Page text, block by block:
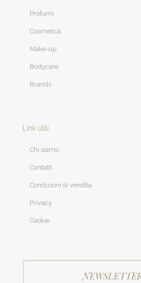
Profumi
Cosmetica
Make-up
Bodycare
Brands
Link utili
Chi siamo
Contatti
Condizioni di vendita
Privacy
Cookie